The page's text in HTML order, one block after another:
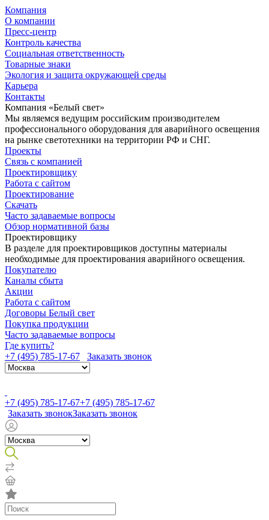
Компания
О компании
Пресс-центр
Контроль качества
Социальная ответственность
Товарные знаки
Экология и защита окружающей среды
Карьера
Контакты
Компания «Белый свет»
Мы являемся ведущим российским производителем
профессионального оборудования для аварийного освещения
на рынке светотехники на территории РФ и СНГ.
Проекты
Связь с компанией
Проектировщику
Работа с сайтом
Проектирование
Скачать
Часто задаваемые вопросы
Обзор нормативной базы
Проектировщику
В разделе для проектировщиков доступны материалы
необходимые для проектирования аварийного освещения.
Покупателю
Каналы сбыта
Акции
Работа с сайтом
Договоры Белый свет
Покупка продукции
Часто задаваемые вопросы
Где купить?
+7 (495) 785-17-67
Заказать звонок
+7 (495) 785-17-67+7 (495) 785-17-67
Заказать звонокЗаказать звонок